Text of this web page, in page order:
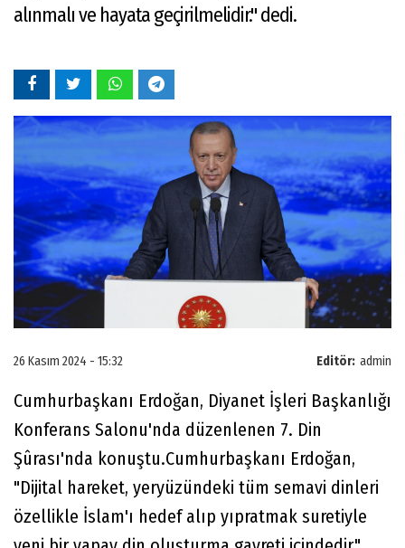
alınmalı ve hayata geçirilmelidir." dedi.
Editör: admin
26 Kasım 2024 - 15:32
Cumhurbaşkanı Erdoğan, Diyanet İşleri Başkanlığı
Konferans Salonu'nda düzenlenen 7. Din
Şûrası'nda konuştu.Cumhurbaşkanı Erdoğan,
"Dijital hareket, yeryüzündeki tüm semavi dinleri
özellikle İslam'ı hedef alıp yıpratmak suretiyle